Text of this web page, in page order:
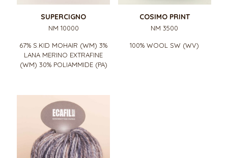
SUPERCIGNO
NM 10000
67% S.KID MOHAIR (WM) 3%
LANA MERINO EXTRAFINE
(WM) 30% POLIAMMIDE (PA)
COSIMO PRINT
NM 3500
100% WOOL SW (WV)